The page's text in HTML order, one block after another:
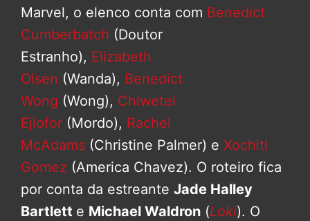
Marvel, o elenco conta com Benedict
Cumberbatch (Doutor
Estranho), Elizabeth
Olsen (Wanda), Benedict
Wong (Wong), Chiwetel
Ejiofor (Mordo), Rachel
McAdams (Christine Palmer) e Xochitl
Gomez (America Chavez). O roteiro fica
por conta da estreante Jade Halley
Bartlett e Michael Waldron (Loki). O